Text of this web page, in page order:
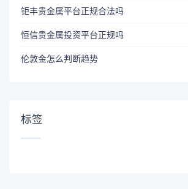
钜丰贵金属平台正规合法吗
恒信贵金属投资平台正规吗
伦敦金怎么判断趋势
标签